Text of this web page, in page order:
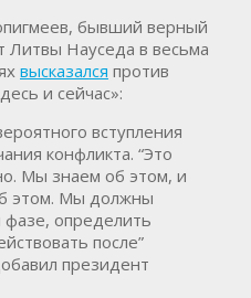
бывший верный
Науседа в весьма
высказался против
и сейчас»:
вступления
конфликта. “Это
Мы знаем об этом, и
этом. Мы должны
фазе, определить
после”
президент